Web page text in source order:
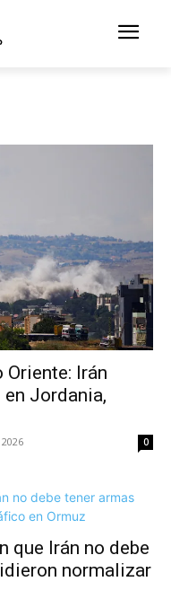
Irán
en Jordania,
0
que Irán no debe
normalizar